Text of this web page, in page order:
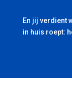
En jij verdient
in huis roept: